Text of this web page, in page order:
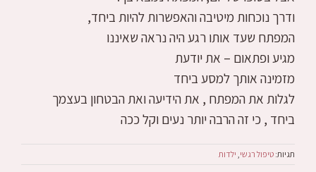
ודרך נוכחות מיטיבה והאפשרות להיות ביחד,
המפתח שעד אותו רגע היה נראה שאיננו
מגיע ופתאום – את יודעת
מזמינה אותך למסע ביחד
לגלות את המפתח , את הידיעה ואת הבטחון בעצמך
ביחד , כי זה הרבה יותר נעים וקל ככה
תגיות: טיפול רגשי, ילדות